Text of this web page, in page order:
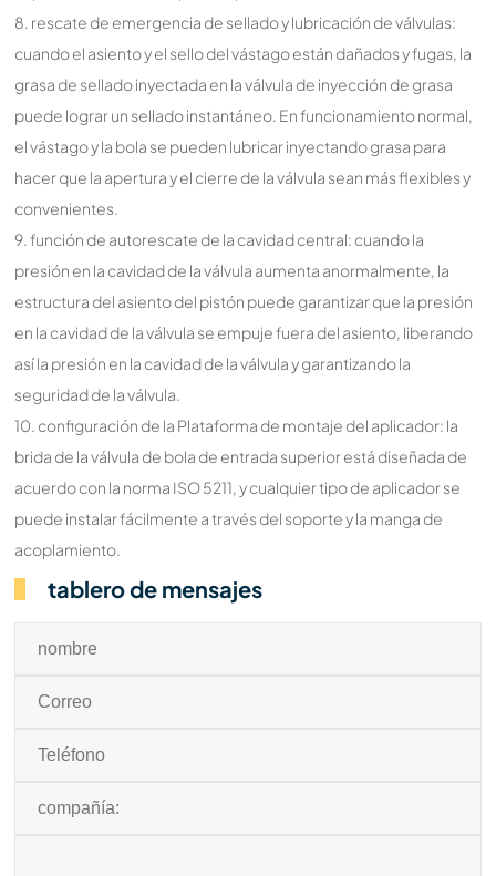
8. rescate de emergencia de sellado y lubricación de válvulas:
cuando el asiento y el sello del vástago están dañados y fugas, la
grasa de sellado inyectada en la válvula de inyección de grasa
puede lograr un sellado instantáneo. En funcionamiento normal,
el vástago y la bola se pueden lubricar inyectando grasa para
hacer que la apertura y el cierre de la válvula sean más flexibles y
convenientes.
9. función de autorescate de la cavidad central: cuando la
presión en la cavidad de la válvula aumenta anormalmente, la
estructura del asiento del pistón puede garantizar que la presión
en la cavidad de la válvula se empuje fuera del asiento, liberando
así la presión en la cavidad de la válvula y garantizando la
seguridad de la válvula.
10. configuración de la Plataforma de montaje del aplicador: la
brida de la válvula de bola de entrada superior está diseñada de
acuerdo con la norma ISO 5211, y cualquier tipo de aplicador se
puede instalar fácilmente a través del soporte y la manga de
acoplamiento.
tablero de mensajes